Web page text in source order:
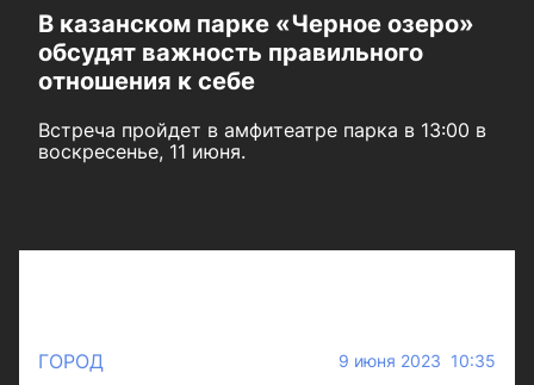
В казанском парке «Черное озеро»
обсудят важность правильного
отношения к себе
Встреча пройдет в амфитеатре парка в 13:00 в
воскресенье, 11 июня.
ГОРОД 9 июня 2023 10:35